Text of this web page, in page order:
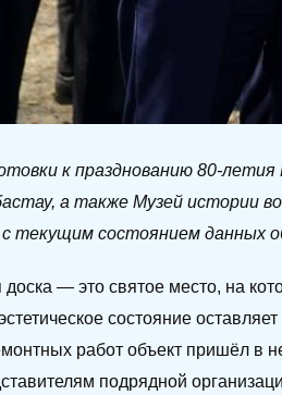
к празднованию 80-
а также Музей истории
текущим состоянием данных
— это святое место, на
состояние
работ объект пришёл в
подрядной